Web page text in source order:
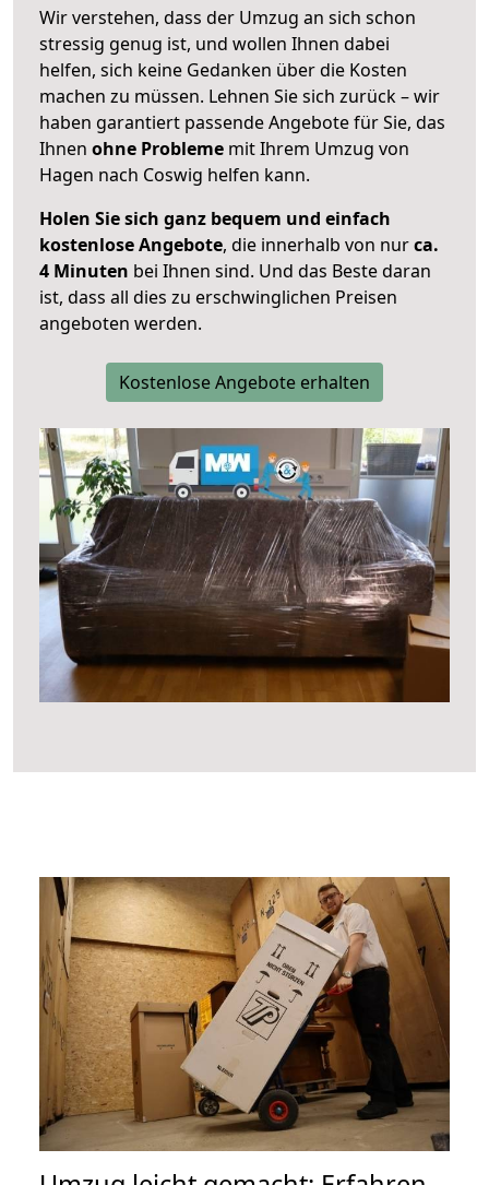
Wir verstehen, dass der Umzug an sich schon
stressig genug ist, und wollen Ihnen dabei
helfen, sich keine Gedanken über die Kosten
machen zu müssen. Lehnen Sie sich zurück – wir
haben garantiert passende Angebote für Sie, das
Ihnen ohne Probleme mit Ihrem Umzug von
Hagen nach Coswig helfen kann.
Holen Sie sich ganz bequem und einfach
kostenlose Angebote, die innerhalb von nurca.
4 Minuten bei Ihnen sind. Und das Beste daran
ist, dass all dies zu erschwinglichen Preisen
angeboten werden.
Kostenlose Angebote erhalten